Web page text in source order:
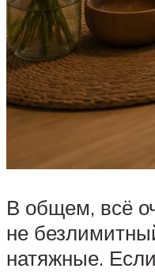
В общем, всё
не
натяжные.